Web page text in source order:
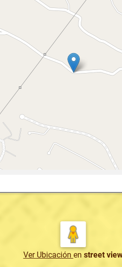
Ver Ubicación en street